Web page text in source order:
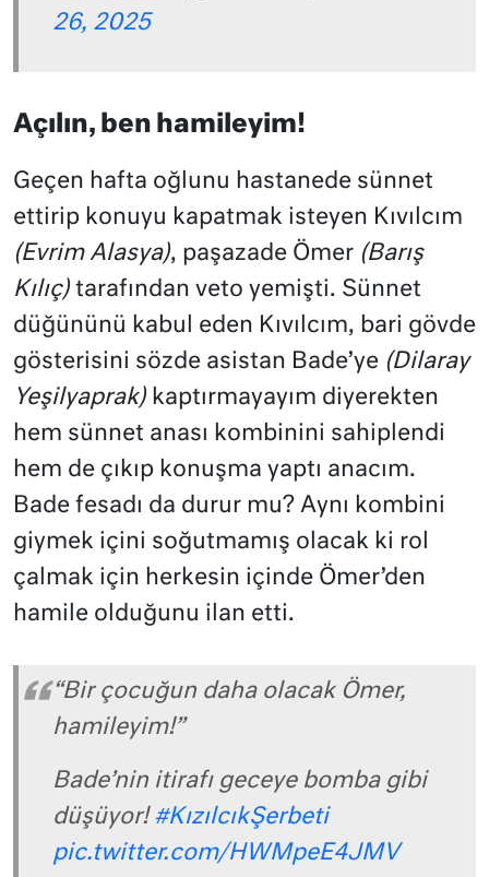
26, 2025
Açılın, ben hamileyim!
Geçen hafta oğlunu hastanede sünnet
ettirip konuyu kapatmak isteyen Kıvılcım
(Evrim Alasya), paşazade Ömer (Barış
Kılıç) tarafından veto yemişti. Sünnet
düğününü kabul eden Kıvılcım, bari gövde
gösterisini sözde asistan Bade’ye (Dilaray
Yeşilyaprak) kaptırmayayım diyerekten
hem sünnet anası kombinini sahiplendi
hem de çıkıp konuşma yaptı anacım.
Bade fesadı da durur mu? Aynı kombini
giymek içini soğutmamış olacak ki rol
çalmak için herkesin içinde Ömer’den
hamile olduğunu ilan etti.
“Bir çocuğun daha olacak Ömer,
hamileyim!”
Bade’nin itirafı geceye bomba gibi
düşüyor! #KızılcıkŞerbeti
pic.twitter.com/HWMpeE4JMV